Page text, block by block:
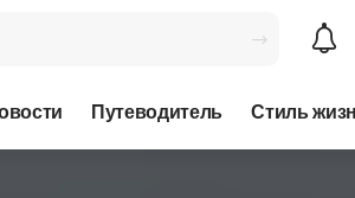
Путеводитель Стиль